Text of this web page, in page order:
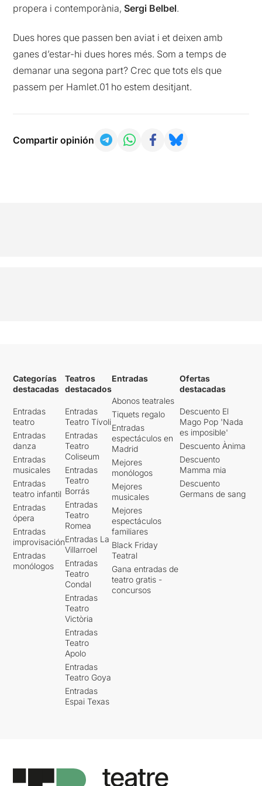
propera i contemporània,Sergi Belbel.
Dues hores que passen ben aviat i et deixen amb
ganes d’estar-hi dues hores més. Som a temps de
demanar una segona part? Crec que tots els que
passem per Hamlet.01 ho estem desitjant.
Compartir opinión
Categorías
destacadas
Entradas
teatro
Entradas
danza
Entradas
musicales
Entradas
teatro infantil
Entradas
ópera
Entradas
improvisación
Entradas
monólogos
Teatros
destacados
Entradas
Teatro Tívoli
Entradas
Teatro
Coliseum
Entradas
Teatro
Borrás
Entradas
Teatro
Romea
Entradas La
Villarroel
Entradas
Teatro
Condal
Entradas
Teatro
Victòria
Entradas
Teatro
Apolo
Entradas
Teatro Goya
Entradas
Espai Texas
Entradas
Abonos teatrales
Tiquets regalo
Entradas
espectáculos en
Madrid
Mejores
monólogos
Mejores
musicales
Mejores
espectáculos
familiares
Black Friday
Teatral
Gana entradas de
teatro gratis -
concursos
Ofertas
destacadas
Descuento El
Mago Pop 'Nada
es imposible'
Descuento Ànima
Descuento
Mamma mia
Descuento
Germans de sang